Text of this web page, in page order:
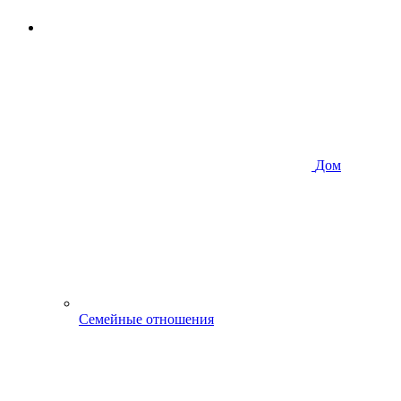
Дом
Семейные отношения